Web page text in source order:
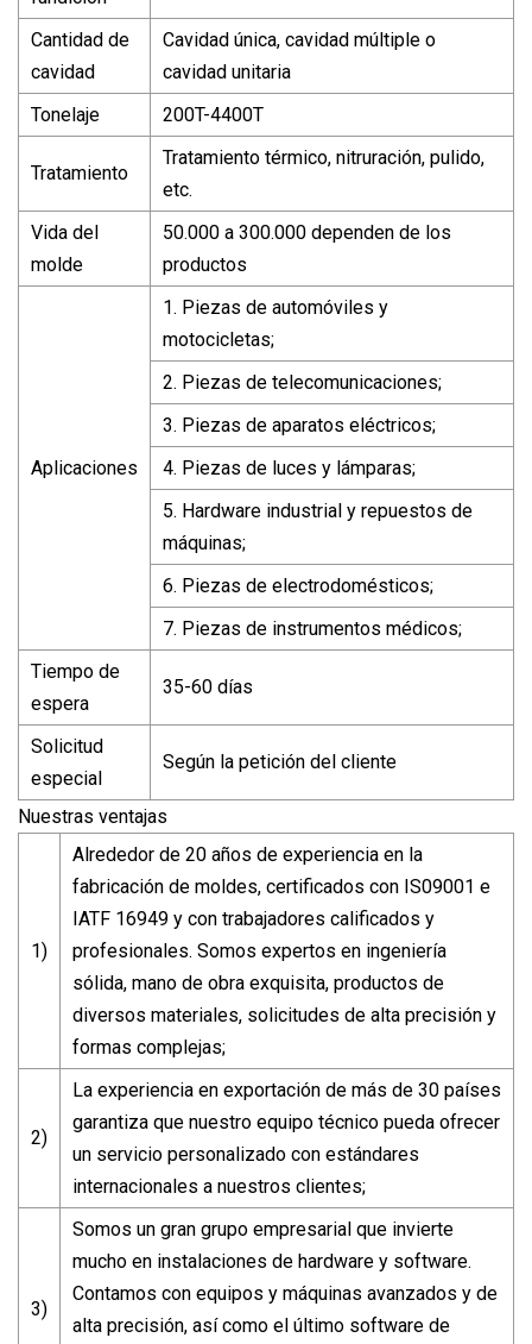
Cantidad de
cavidad
Cavidad única, cavidad múltiple o
cavidad unitaria
Tonelaje
200T-4400T
Tratamiento
Tratamiento térmico, nitruración, pulido,
etc.
Vida del
molde
50.000 a 300.000 dependen de los
productos
Aplicaciones
1. Piezas de automóviles y
motocicletas;
2. Piezas de telecomunicaciones;
3. Piezas de aparatos eléctricos;
4. Piezas de luces y lámparas;
5. Hardware industrial y repuestos de
máquinas;
6. Piezas de electrodomésticos;
7. Piezas de instrumentos médicos;
Tiempo de
espera
35-60 días
Solicitud
especial
Según la petición del cliente
Nuestras ventajas
1)
Alrededor de 20 años de experiencia en la
fabricación de moldes, certificados con IS09001 e
IATF 16949 y con trabajadores calificados y
profesionales. Somos expertos en ingeniería
sólida, mano de obra exquisita, productos de
diversos materiales, solicitudes de alta precisión y
formas complejas;
2)
La experiencia en exportación de más de 30 países
garantiza que nuestro equipo técnico pueda ofrecer
un servicio personalizado con estándares
internacionales a nuestros clientes;
3)
Somos un gran grupo empresarial que invierte
mucho en instalaciones de hardware y software.
Contamos con equipos y máquinas avanzados y de
alta precisión, así como el último software de